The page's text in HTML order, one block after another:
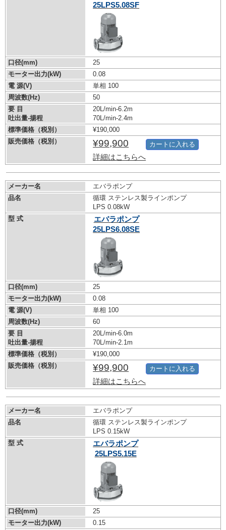
25LPS5.08SF
口径(mm)
25
モーター出力(kW)
0.08
電 源(V)
単相 100
周波数(Hz)
50
要 目
吐出量-揚程
20L/min-6.2m
70L/min-2.4m
標準価格（税別）
¥190,000
販売価格（税別）
¥99,900
詳細はこちらへ
カートに入れる
メーカー名
エバラポンプ
品名
循環 ステンレス製ラインポンプ
LPS 0.08kW
型 式
エバラポンプ
25LPS6.08SE
口径(mm)
25
モーター出力(kW)
0.08
電 源(V)
単相 100
周波数(Hz)
60
要 目
吐出量-揚程
20L/min-6.0m
70L/min-2.1m
標準価格（税別）
¥190,000
販売価格（税別）
¥99,900
詳細はこちらへ
カートに入れる
メーカー名
エバラポンプ
品名
循環 ステンレス製ラインポンプ
LPS 0.15kW
型 式
エバラポンプ
25LPS5.15E
口径(mm)
25
モーター出力(kW)
0.15